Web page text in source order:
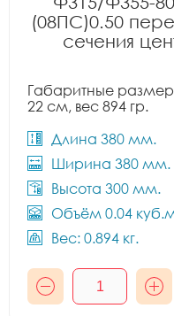
(08ПС)0.50
сечения
Габаритные
22 см, вес 894 гр.
Длина 380 мм.
Ширина 380 мм.
Высота 300 мм.
Объём 0.04
Вес: 0.894 кг.